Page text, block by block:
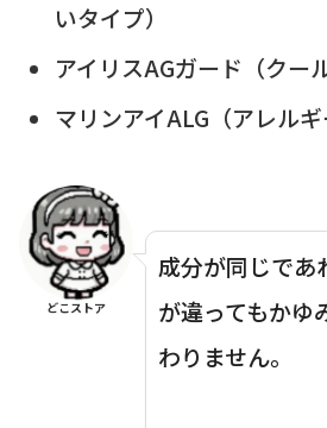
いタイプ）
アイリスAGガード（クー
マリンアイALG（アレルギ
どこストア
成分が同じであ
が違ってもかゆ
わりません。